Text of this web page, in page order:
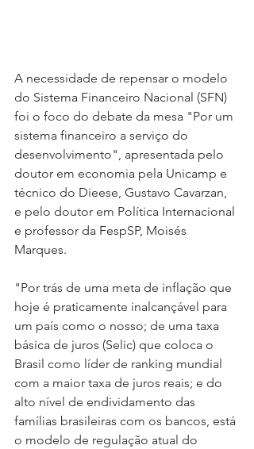
A necessidade de repensar o modelo
do Sistema Financeiro Nacional (SFN)
foi o foco do debate da mesa "Por um
sistema financeiro a serviço do
desenvolvimento", apresentada pelo
doutor em economia pela Unicamp e
técnico do Dieese, Gustavo Cavarzan,
e pelo doutor em Política Internacional
e professor da FespSP, Moisés
Marques.
"Por trás de uma meta de inflação que
hoje é praticamente inalcançável para
um país como o nosso; de uma taxa
básica de juros (Selic) que coloca o
Brasil como líder de ranking mundial
com a maior taxa de juros reais; e do
alto nível de endividamento das
famílias brasileiras com os bancos, está
o modelo de regulação atual do